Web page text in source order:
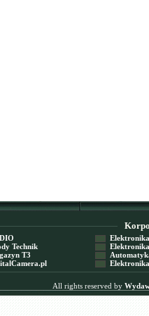
Technik
T3
Elektronika
Elektronika
Automatyka
Elektronika
All rights reserved by